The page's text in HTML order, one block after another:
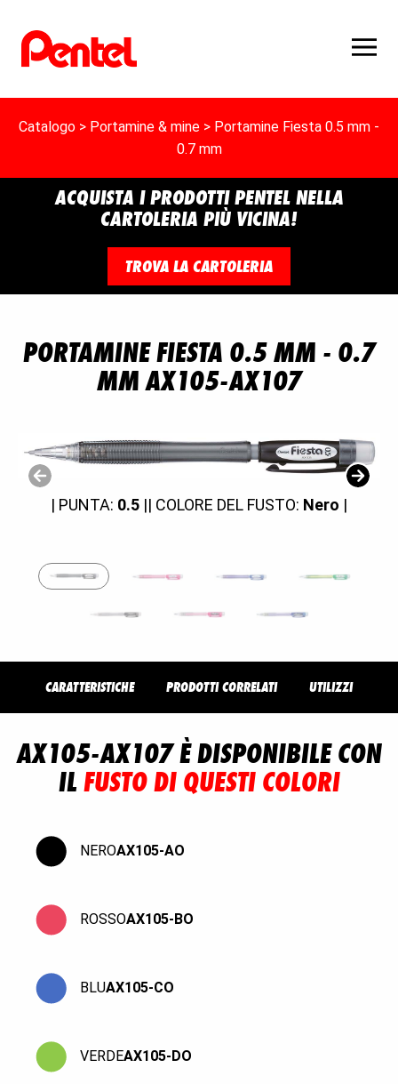
Catalogo > Portamine & mine > Portamine Fiesta 0.5 mm -
0.7 mm
ACQUISTA I PRODOTTI PENTEL NELLA
CARTOLERIA PIÙ VICINA!
TROVA LA CARTOLERIA
PORTAMINE FIESTA 0.5 MM - 0.7
MM AX105-AX107
| PUNTA: 0.5 || COLORE DEL FUSTO: Nero |
CARATTERISTICHE PRODOTTI CORRELATI UTILIZZI
AX105-AX107 È DISPONIBILE CON
ILFUSTO DI QUESTI COLORI
NEROAX105-AO
ROSSOAX105-BO
BLUAX105-CO
VERDEAX105-DO